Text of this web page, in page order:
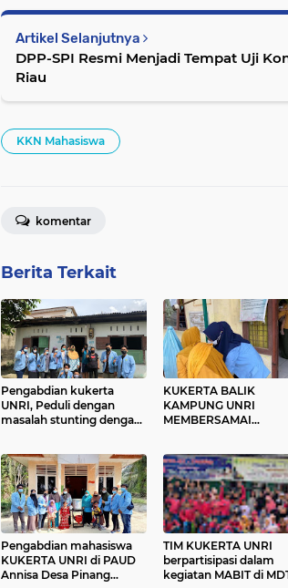
Artikel Selanjutnya
DPP-SPI Resmi Menjadi Tempat Uji
Riau
KKN Mahasiswa
komentar
Berita Terkait
Pengabdian kukerta
UNRI, Peduli dengan
masalah stunting dengan
masyarakat
KUKERTA BALIK
KAMPUNG UNRI
MEMBERSAMAI
MULYA
Pengabdian mahasiswa
KUKERTA UNRI di PAUD
Annisa Desa Pinang
TIM KUKERTA UNRI
berpartisipasi dalam
kegiatan MABIT di